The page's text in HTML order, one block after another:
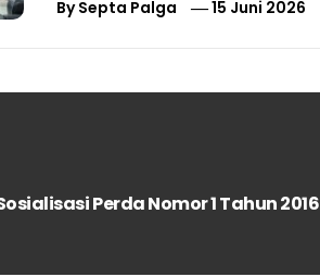
BySepta Palga 15 Juni 2026
Perda Nomor 1 Tahun 2016